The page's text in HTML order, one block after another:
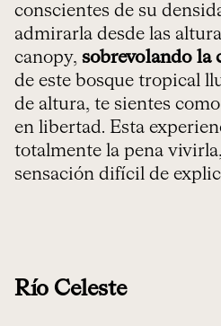
conscientes de su
admirarla desde las
canopy, sobrevolando la
de este bosque tropical
de altura, te sientes
en libertad. Esta
totalmente la pena
sensación difícil de
Río Celeste